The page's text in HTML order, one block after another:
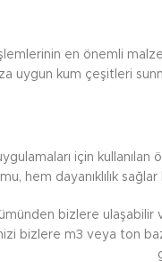
en önemli
uygun kum çeşitleri
için
hem dayanıklılık
bizlere ulaşabilir
bizlere m3 veya ton